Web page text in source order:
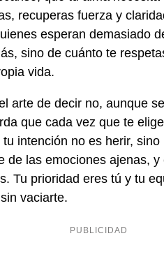
recuperas fuerza y
esperan demasiado
sino de cuánto te
vida.
arte de decir no, aunque
que cada vez que te
intención no es herir,
de las emociones ajenas,
Tu prioridad eres tú y tu
vaciarte.